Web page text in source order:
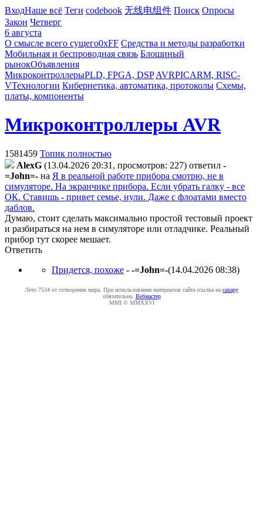
ВходНаше всё Теги codebook 无线电组件 Поиск Опросы
Закон Четверг
6 августа
О смысле всего сущего0xFF Средства и методы разработки
Мобильная и беспроводная связь Блошиный
рынокОбъявления
МикроконтроллерыPLD, FPGA, DSP AVRPICARM, RISC-
VТехнологии Кибернетика, автоматика, протоколы Схемы,
платы, компоненты
Микроконтроллеры AVR
1581459 Топик полностью
AlexG (13.04.2026 20:31, просмотров: 227) ответил -
=John=- на Я в реальной работе прибора смотрю, не в
симуляторе. На экранчике прибора. Если убрать галку - все
ОК. Ставишь - привет семье, нули. Даже с флоатами вместо
даблов.
Думаю, стоит сделать максимально простой тестовый проект
и разбираться на нем в симуляторе или отладчике. Реальный
прибор тут скорее мешает.
Ответить
Придется, похоже - -=John=-(14.04.2026 08:38)
Лето 7534 от сотворения мира. При использовании материалов сайта ссылка на caxapу
обязательна. Вебмастер
MMI © MMXXVI